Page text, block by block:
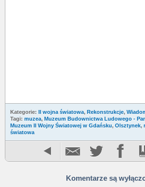
Kategorie: II wojna światowa, Rekonstrukcje,
Tagi: muzea, Muzeum Budownictwa Ludowego -
Muzeum II Wojny Światowej w Gdańsku, Olsztynek,
światowa
Komentarze są